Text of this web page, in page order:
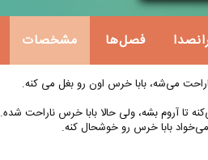
فصل‌ها مشخصات
می‌شه، بابا خرس اون رو بغل می کنه.
تا آروم بشه، ولی حالا بابا خرس ناراحت شده.
بابا خرس رو خوشحال کنه.